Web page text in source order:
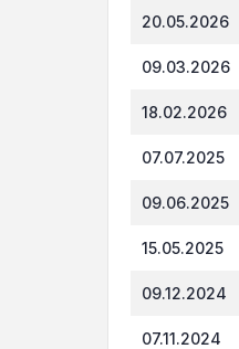
20.05.2026
09.03.2026
18.02.2026
07.07.2025
09.06.2025
15.05.2025
09.12.2024
07.11.2024